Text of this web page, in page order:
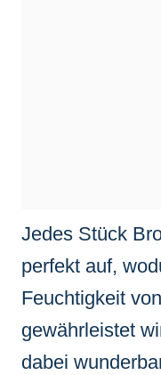
Jedes Stück
perfekt auf,
Feuchtigkeit
gewährleistet
dabei